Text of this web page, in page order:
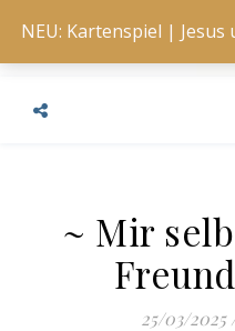
~ Mir
25/03/2025
NEU: Kartenspiel | Jesus